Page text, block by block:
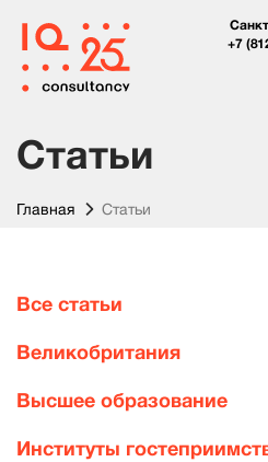
+7
Статьи
Главная Статьи
Все статьи
Великобритания
Высшее образование
Институты